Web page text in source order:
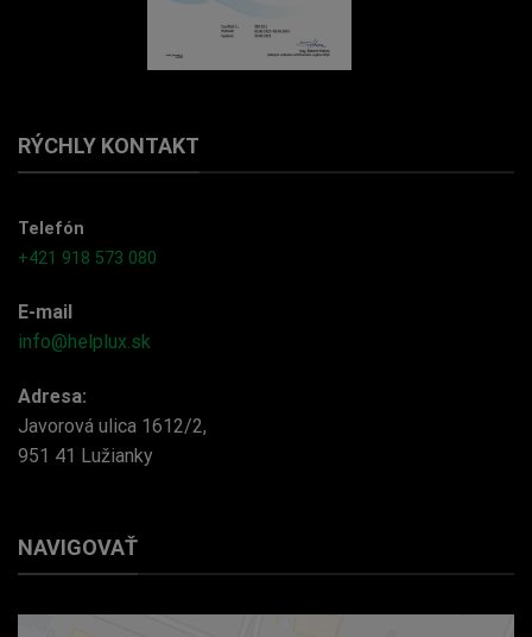
RÝCHLY KONTAKT
Telefón
+421 918 573 080
E-mail
info@helplux.sk
Adresa:
Javorová ulica 1612/2,
951 41 Lužianky
NAVIGOVAŤ